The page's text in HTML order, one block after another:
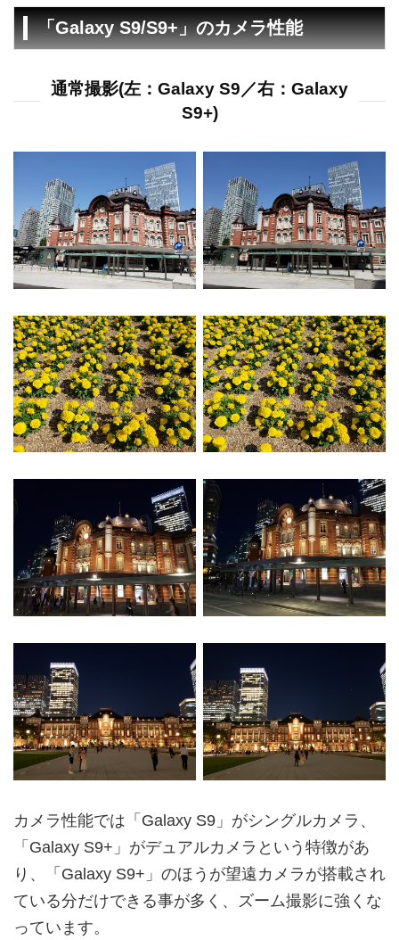
「Galaxy S9/S9+」のカメラ性能
通常撮影(左：Galaxy S9／右：Galaxy
S9+)
カメラ性能では「Galaxy S9」がシングルカメラ、
「Galaxy S9+」がデュアルカメラという特徴があ
り、「Galaxy S9+」のほうが望遠カメラが搭載され
ている分だけできる事が多く、ズーム撮影に強くな
っています。